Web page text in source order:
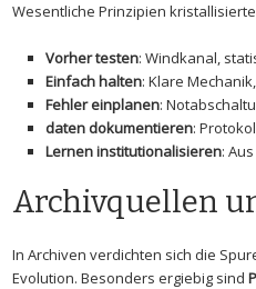
Wesentliche Prinzipien
Vorher testen: Windkanal,
Einfach halten: Klare
Fehler einplanen:
daten dokumentieren:
Lernen institutionalisieren:
Archivquellen
In ⁢Archiven verdichten sich die​
Evolution. Besonders ‌ergiebig sind⁤